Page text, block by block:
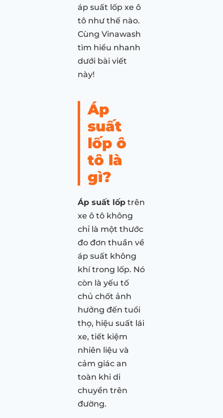
áp suất lốp xe ô
tô như thế nào.
Cùng Vinawash
tìm hiểu nhanh
dưới bài viết
này!
Áp
suất
lốp ô
tô là
gì?
Áp suất lốp trên
xe ô tô không
chỉ là một thước
đo đơn thuần về
áp suất không
khí trong lốp. Nó
còn là yếu tố
chủ chốt ảnh
hưởng đến tuổi
thọ, hiệu suất lái
xe, tiết kiệm
nhiên liệu và
cảm giác an
toàn khi di
chuyển trên
đường.